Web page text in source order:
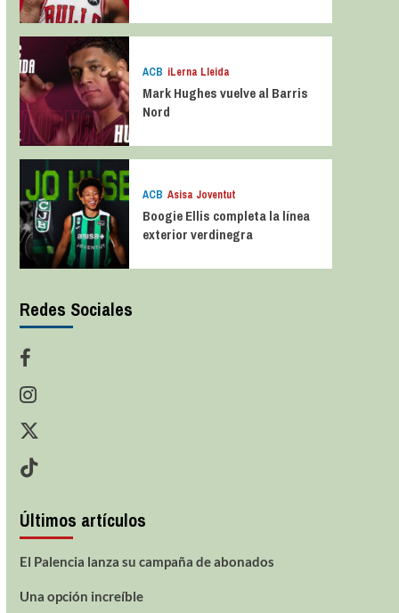
ACB iLerna Lleida
Mark Hughes vuelve al Barris
Nord
ACB Asisa Joventut
Boogie Ellis completa la línea
exterior verdinegra
Redes Sociales
Últimos artículos
El Palencia lanza su campaña de abonados
Una opción increíble